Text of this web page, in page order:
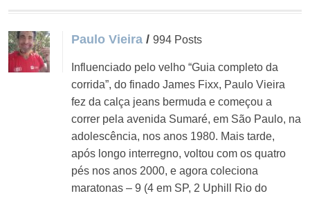
Paulo Vieira /994 Posts
Influenciado pelo velho “Guia completo da
corrida”, do finado James Fixx, Paulo Vieira
fez da calça jeans bermuda e começou a
correr pela avenida Sumaré, em São Paulo, na
adolescência, nos anos 1980. Mais tarde,
após longo interregno, voltou com os quatro
pés nos anos 2000, e agora coleciona
maratonas – 9 (4 em SP, 2 Uphill Rio do